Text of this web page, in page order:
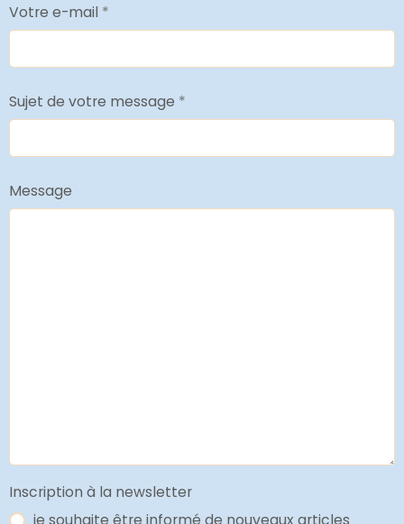
Votre e-mail
Sujet de votre message
Message
Inscription à la newsletter
je souhaite être informé de nouveaux articles